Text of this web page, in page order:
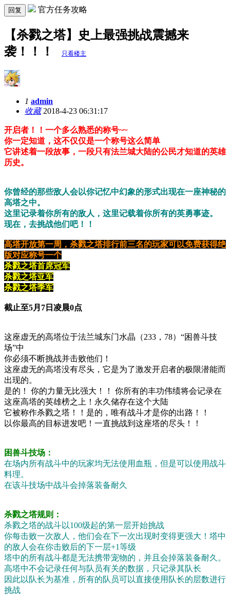
回复 官方任务攻略
【杀戮之塔】史上最强挑战震撼来
袭！！！
只看楼主
1 admin
收藏2018-4-23 06:31:17
开启者！！一个多么熟悉的称号~~
你一定知道，这不仅仅是一个称号这么简单
它讲述着一段故事，一段只有法兰城大陆的公民才知道的英雄
历史。
你曾经的那些敌人会以你记忆中幻象的形式出现在一座神秘的
高塔之中。
这里记录着你所有的敌人，这里记载着你所有的英勇事迹。
现在，去挑战他们吧！！
高塔开放第一周，杀戮之塔排行前三名的玩家可以免费获得绝
版对应称号一个
杀戮之塔首席冠军
杀戮之塔亚军
杀戮之塔季军
截止至5月7日凌晨0点
这座虚无的高塔位于法兰城东门水晶（233，78）“困兽斗技
场”中
你必须不断挑战并击败他们！
这座虚无的高塔没有尽头，它是为了激发开启者的极限潜能而
出现的。
是的！ 你的力量无比强大！！ 你所有的丰功伟绩将会记录在
这座高塔的英雄榜之上！永久储存在这个大陆
它被称作杀戮之塔！！是的，唯有战斗才是你的出路！！
以你最高的目标进发吧！一直挑战到这座塔的尽头！！
困兽斗技场：
在场内所有战斗中的玩家均无法使用血瓶，但是可以使用战斗
料理。
在该斗技场中战斗会掉落装备耐久
杀戮之塔规则：
杀戮之塔的战斗以100级起的第一层开始挑战
你每击败一次敌人，他们会在下一次出现时变得更强大！塔中
的敌人会在你击败后的下一层+1等级
塔中的所有战斗都是无法携带宠物的，并且会掉落装备耐久。
高塔中不会记录任何与队员有关的数据，只记录其队长
因此以队长为基准，所有的队员可以直接使用队长的层数进行
挑战